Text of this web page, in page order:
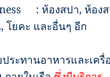
: ห้องสปา, ห้อง
, โยคะ และอื่นๆ อีก
ระทานอาหารและเครื่